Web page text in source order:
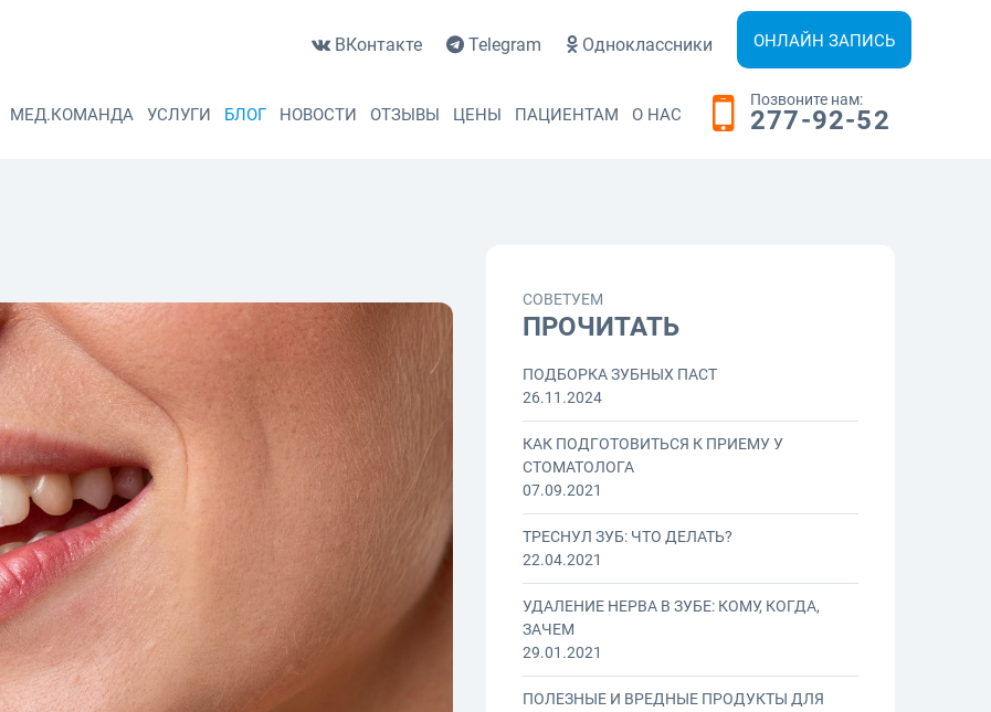
ВКонтакте Telegram Одноклассники ОНЛАЙН ЗАПИСЬ
МЕД.КОМАНДА УСЛУГИ БЛОГ НОВОСТИ ОТЗЫВЫ ЦЕНЫ ПАЦИЕНТАМ О НАС
Позвоните нам:
277-92-52
СОВЕТУЕМ
ПРОЧИТАТЬ
ПОДБОРКА ЗУБНЫХ ПАСТ
26.11.2024
КАК ПОДГОТОВИТЬСЯ К ПРИЕМУ У
СТОМАТОЛОГА
07.09.2021
ТРЕСНУЛ ЗУБ: ЧТО ДЕЛАТЬ?
22.04.2021
УДАЛЕНИЕ НЕРВА В ЗУБЕ: КОМУ, КОГДА,
ЗАЧЕМ
29.01.2021
ПОЛЕЗНЫЕ И ВРЕДНЫЕ ПРОДУКТЫ ДЛЯ